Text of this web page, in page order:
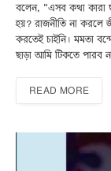
বলেন, “এসব কথা কারা
হয়? রাজনীতি না করলে
করতেই চাইনি। মমতা
ছাড়া আমি টিকতে
READ MORE